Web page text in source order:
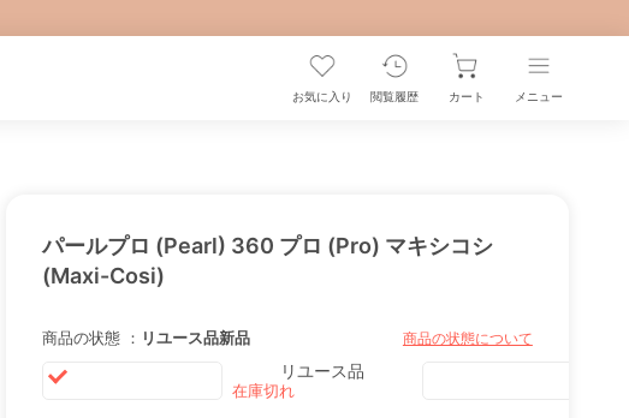
お気に入り 閲覧履歴 カート メニュー
パールプロ (Pearl) 360 プロ (Pro) マキシコシ
(Maxi-Cosi)
商品の状態 ： リユース品新品 商品の状態について
リユース品